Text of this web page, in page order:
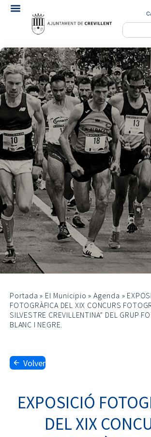
Portada » El Municipio »Agenda »
FOTOGRÀFICA DEL XIX CONCURS
SILVESTRE CREVILLENTINA” DEL GRUP
BLANC I NEGRE.
Volver
EXPOSICIÓ
DEL XIX